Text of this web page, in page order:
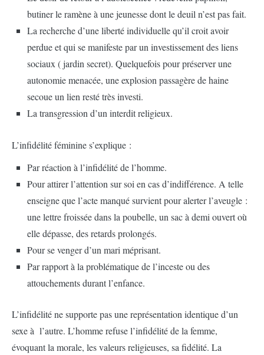
butiner le ramène à une jeunesse dont le deuil n’est pas fait.
La recherche d’une liberté individuelle qu’il croit avoir
perdue et qui se manifeste par un investissement des liens
sociaux ( jardin secret). Quelquefois pour préserver une
autonomie menacée, une explosion passagère de haine
secoue un lien resté très investi.
La transgression d’un interdit religieux.
L’infidélité féminine s’explique :
Par réaction à l’infidélité de l’homme.
Pour attirer l’attention sur soi en cas d’indifférence. A telle
enseigne que l’acte manqué survient pour alerter l’aveugle :
une lettre froissée dans la poubelle, un sac à demi ouvert où
elle dépasse, des retards prolongés.
Pour se venger d’un mari méprisant.
Par rapport à la problématique de l’inceste ou des
attouchements durant l’enfance.
L’infidélité ne supporte pas une représentation identique d’un
sexe à l’autre. L’homme refuse l’infidélité de la femme,
évoquant la morale, les valeurs religieuses, sa fidélité. La